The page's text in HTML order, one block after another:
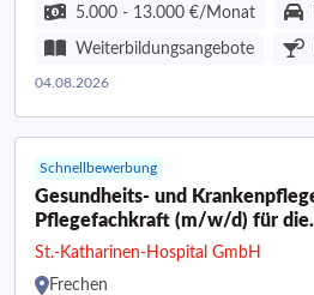
5.000 - 13.000 €/Monat
Weiterbildungsangebote
04.08.2026
Schnellbewerbung
Gesundheits- und
Pflegefachkraft (m/w/d) für die
Intensivstation
St.-Katharinen-Hospital GmbH
Frechen